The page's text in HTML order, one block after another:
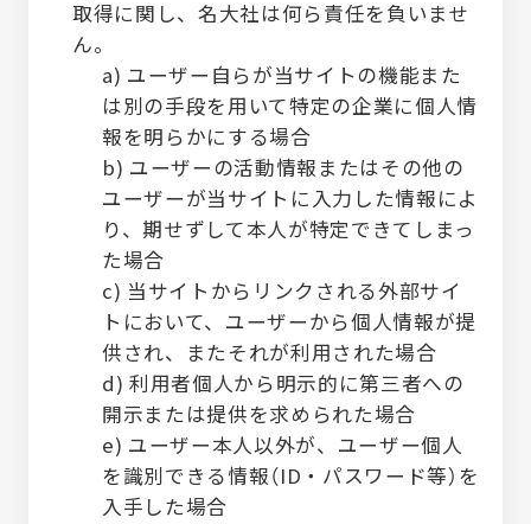
取得に関し、名大社は何ら責任を負いませ
ん。
a) ユーザー自らが当サイトの機能また
は別の手段を用いて特定の企業に個人情
報を明らかにする場合
b) ユーザーの活動情報またはその他の
ユーザーが当サイトに入力した情報によ
り、期せずして本人が特定できてしまっ
た場合
c) 当サイトからリンクされる外部サイ
トにおいて、ユーザーから個人情報が提
供され、またそれが利用された場合
d) 利用者個人から明示的に第三者への
開示または提供を求められた場合
e) ユーザー本人以外が、ユーザー個人
を識別できる情報（ID・パスワード等）を
入手した場合